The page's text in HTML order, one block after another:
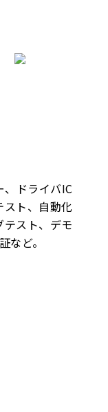
、ドライバIC
スト、自動化
スト、デモ
など。